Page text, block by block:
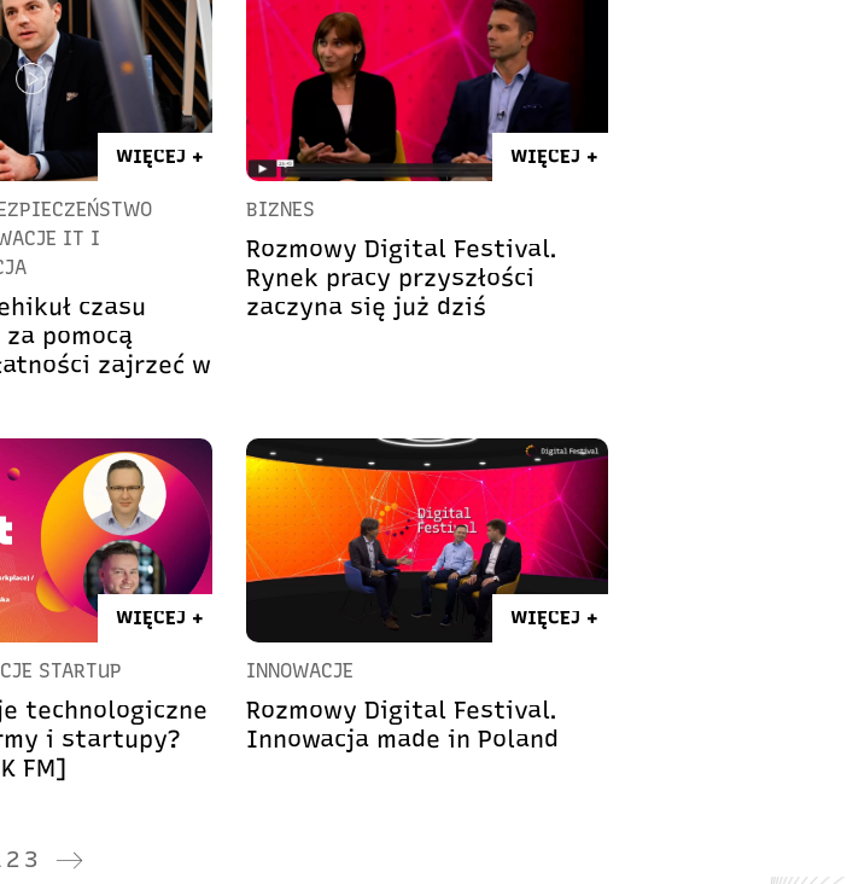
WIĘCEJ +
IT I
czasu
pomocą
zajrzeć w
WIĘCEJ +
BIZNES
Rozmowy Digital Festival.
Rynek pracy przyszłości
zaczyna się już dziś
WIĘCEJ +
STARTUP
technologiczne
i startupy?
FM]
WIĘCEJ +
INNOWACJE
Rozmowy Digital Festival.
Innowacja made in Poland
2 3